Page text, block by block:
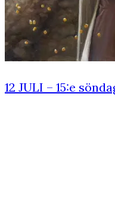
12 JULI – 15:e